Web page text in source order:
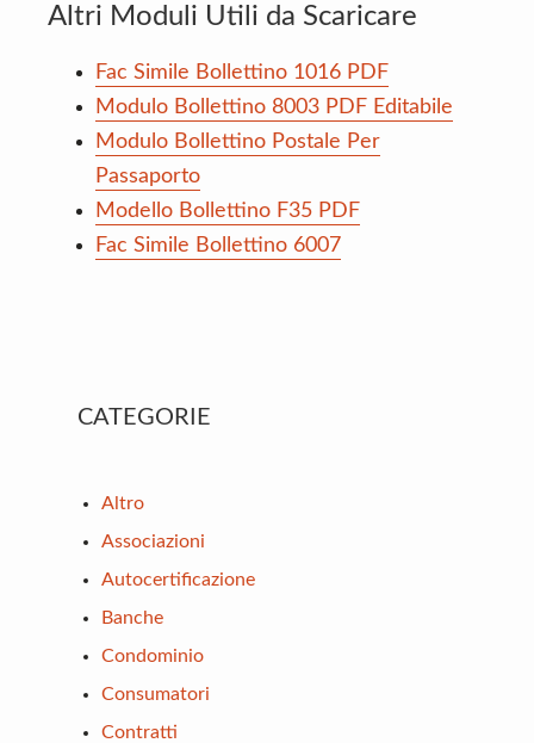
Altri Moduli Utili da Scaricare
Fac Simile Bollettino 1016 PDF
Modulo Bollettino 8003 PDF Editabile
Modulo Bollettino Postale Per
Passaporto
Modello Bollettino F35 PDF
Fac Simile Bollettino 6007
Primary
CATEGORIE
Altro
Associazioni
Autocertificazione
Banche
Condominio
Consumatori
Contratti